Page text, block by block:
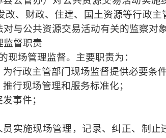
、财政、住建、国土资源等行政主
与公共资源交易活动有关的监察对
监督职责
现场管理监督。主要职责为：
行政主管部门现场监督提供必要条件
行现场管理和服务标准化；
事件；
实施现场管理，记录、纠正、制止